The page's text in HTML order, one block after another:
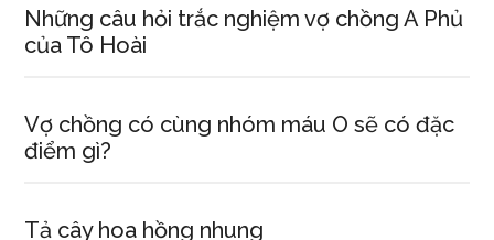
Những câu hỏi trắc nghiệm vợ chồng A Phủ
của Tô Hoài
Vợ chồng có cùng nhóm máu O sẽ có đặc
điểm gì?
Tả cây hoa hồng nhung